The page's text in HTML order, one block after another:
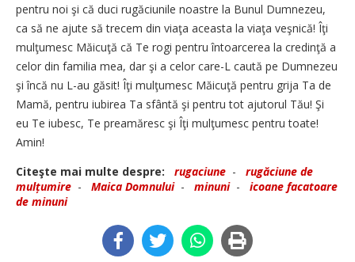
pentru noi şi că duci rugăciunile noastre la Bunul Dumnezeu,
ca să ne ajute să trecem din viaţa aceasta la viaţa veşnică! Îţi
mulţumesc Măicuţă că Te rogi pentru întoarcerea la credinţă a
celor din familia mea, dar şi a celor care-L caută pe Dumnezeu
şi încă nu L-au găsit! Îţi mulţumesc Măicuţă pentru grija Ta de
Mamă, pentru iubirea Ta sfântă şi pentru tot ajutorul Tău! Şi
eu Te iubesc, Te preamăresc şi Îţi mulţumesc pentru toate!
Amin!
Citeşte mai multe despre:
rugaciune - rugăciune de
mulțumire - Maica Domnului- minuni- icoane facatoare
de minuni